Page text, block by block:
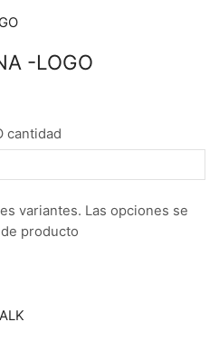
-LOGO
cantidad
variantes. Las opciones se
producto